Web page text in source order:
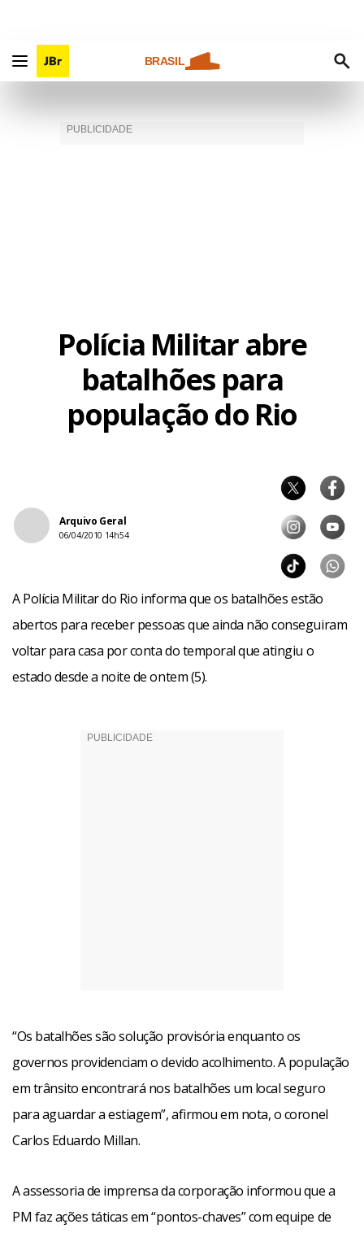
BRASIL
Polícia Militar abre
batalhões para
população do Rio
Arquivo Geral
06/04/2010 14h54
A Polícia Militar do Rio informa que os batalhões estão
abertos para receber pessoas que ainda não conseguiram
voltar para casa por conta do temporal que atingiu o
estado desde a noite de ontem (5).
“Os batalhões são solução provisória enquanto os
governos providenciam o devido acolhimento. A população
em trânsito encontrará nos batalhões um local seguro
para aguardar a estiagem”, afirmou em nota, o coronel
Carlos Eduardo Millan.
A assessoria de imprensa da corporação informou que a
PM faz ações táticas em “pontos-chaves” com equipe de